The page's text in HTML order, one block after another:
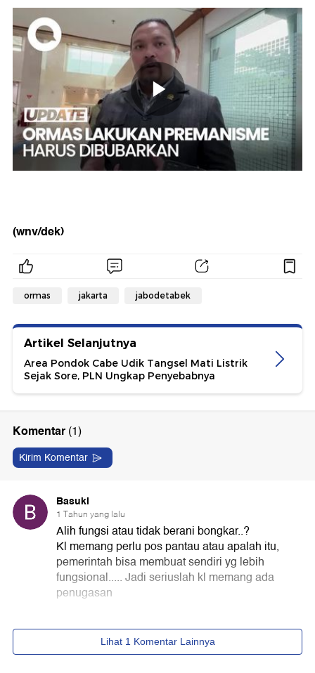
(wnv/dek)
ormas jakarta jabodetabek
Artikel Selanjutnya
Area Pondok Cabe Udik Tangsel Mati Listrik
Sejak Sore, PLN Ungkap Penyebabnya